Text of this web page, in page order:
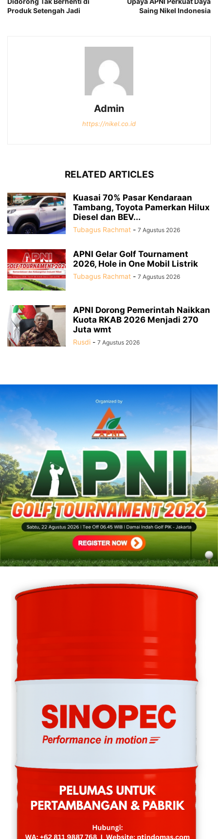
Produk Setengah Jadi
Saing Nikel Indonesia
Admin
https://nikel.co.id
RELATED ARTICLES
Kuasai 70% Pasar Kendaraan
Tambang, Toyota Pamerkan Hilux
Diesel dan BEV...
Tubagus Rachmat - 7 Agustus 2026
APNI Gelar Golf Tournament
2026, Hole in One Mobil Listrik
Tubagus Rachmat - 7 Agustus 2026
APNI Dorong Pemerintah Naikkan
Kuota RKAB 2026 Menjadi 270
Juta wmt
Rusdi - 7 Agustus 2026